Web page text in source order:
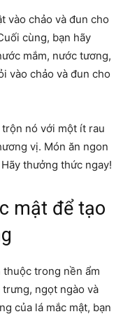
vào chảo và đun cho
cùng, bạn hãy
mắm, nước tương,
vào chảo và đun cho
nó với một ít rau
vị. Món ăn ngon
thưởng thức ngay!
mật để tạo
thuộc trong nền ẩm
ngọt ngào và
của lá mắc mật, bạn